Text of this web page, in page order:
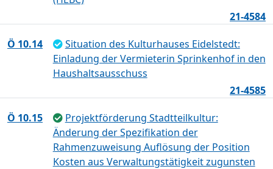
21-4584
Ö 10.14
Situation des Kulturhauses Eidelstedt:
Einladung der Vermieterin Sprinkenhof in den
Haushaltsausschuss
21-4585
Ö 10.15
Projektförderung Stadtteilkultur:
Änderung der Spezifikation der
Rahmenzuweisung Auflösung der Position
Kosten aus Verwaltungstätigkeit zugunsten